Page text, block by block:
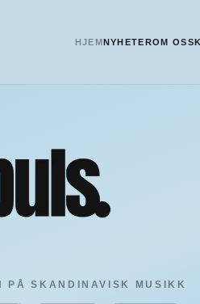
HJEMNYHETEROM OSS
PÅ SKANDINAVISK MUSIKK